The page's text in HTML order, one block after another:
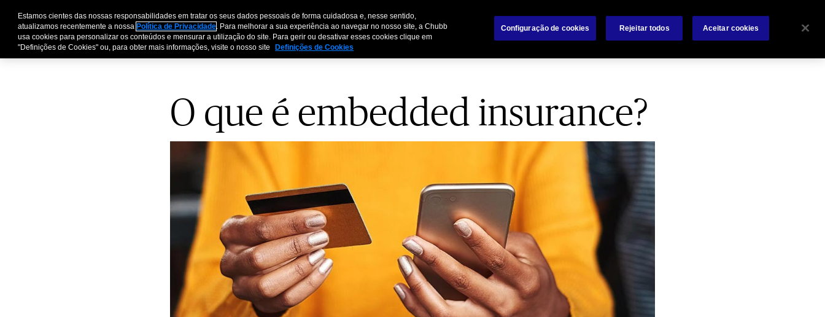
O que é embedded insurance?
Estamos cientes das nossas responsabilidades em tratar os seus dados pessoais de forma cuidadosa e, nesse sentido,
atualizamos recentemente a nossa Política de Privacidade. Para melhorar a sua experiência ao navegar no nosso site, a Chubb
usa cookies para personalizar os conteúdos e mensurar a utilização do site. Para gerir ou desativar esses cookies clique em
"Definições de Cookies" ou, para obter mais informações, visite o nosso site
Definições de Cookies
Configuração de cookies Rejeitar todos Aceitar cookies